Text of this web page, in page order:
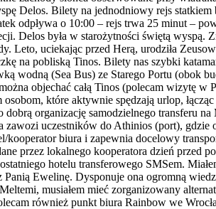
Delos. Bilety na jednodniowy rejs
odpływa o 10:00 – rejs trwa 25 minut –
Delos była w starożytności świętą
Leto, uciekając przed Herą, urodziła
na pobliską Tinos. Bilety nas szybki
wodną (Sea Bus) ze Starego Portu (obok
objechać całą Tinos (polecam wizytę
które aktywnie spędzają urlop,
organizację samodzielnego transferu
uczestników do Athinios (port),
biura i zapewnia docelowy
przez lokalnego kooperatora dzień
hotelu transferowego SMSem.
Ewelinę. Dysponuje ona ogromną
musiałem mieć zorganizowany
również punkt biura Rainbow we